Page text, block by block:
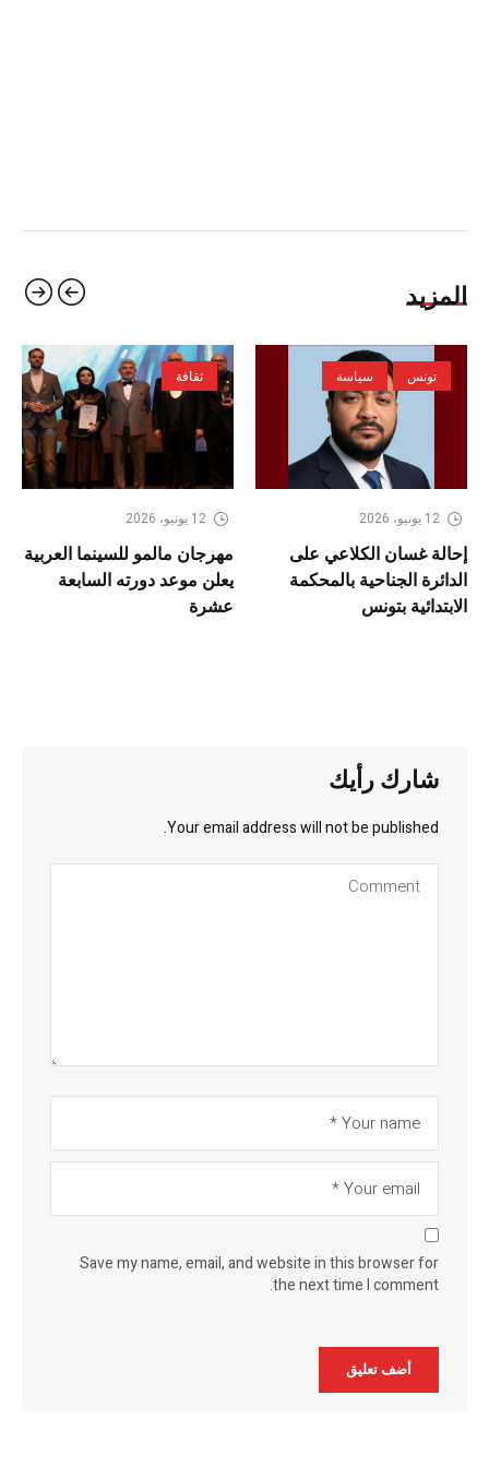
المزيد
تونس سياسة
12 يونيو، 2026
إحالة غسان الكلاعي على
الدائرة الجناحية بالمحكمة
الابتدائية بتونس
ثقافة
12 يونيو، 2026
مهرجان مالمو للسينما العربية
يعلن موعد دورته السابعة
عشرة
شارك رأيك
Your email address will not be published.
Save my name, email, and website in this browser for
the next time I comment.